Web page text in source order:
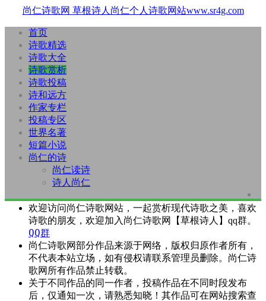
尚仁诗歌网 草根诗人尚仁个人诗歌网站www.sr4g.com
首页
诗歌精选
诗歌大全
诗歌赏析
诗歌投稿
诗和远方
作家专栏
投稿专区
世界名著
短篇小说
尚仁的诗
尚仁读诗
诗人尚仁
欢迎访问尚仁诗歌网站，一起赏析现代诗歌之美，喜欢
诗歌的朋友，欢迎加入尚仁诗歌网【草根诗人】qq群。
QQ群
尚仁诗歌网部分作品来源于网络，版权归原作者所有，
不代表本站立场，如有侵权请联系管理员删除。尚仁诗
歌网所有作品禁止转载。
关于不同作品的同一作者，投稿作品在不同时段发布
后，仅通知一次，请熟悉知晓！其作品可在网站搜索查